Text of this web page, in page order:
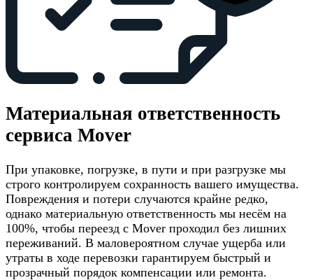
Материальная ответственность
сервиса Mover
При упаковке, погрузке, в пути и при разгрузке мы
строго контролируем сохранность вашего имущества.
Повреждения и потери случаются крайне редко,
однако материальную ответственность мы несём на
100%, чтобы переезд с Mover проходил без лишних
переживаний. В маловероятном случае ущерба или
утраты в ходе перевозки гарантируем быстрый и
прозрачный порядок компенсации или ремонта.